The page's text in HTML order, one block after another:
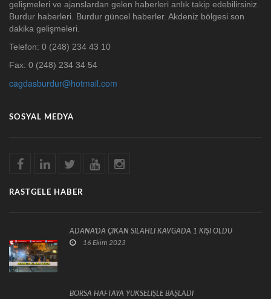
gelişmeleri ve ajanslardan gelen haberleri anlık takip edebilirsiniz.
Burdur haberleri. Burdur güncel haberler. Akdeniz bölgesi son
dakika gelişmeleri.
Telefon: 0 (248) 234 43 10
Fax: 0 (248) 234 34 54
cagdasburdur@hotmail.com
SOSYAL MEDYA
RASTGELE HABER
ADANA'DA ÇIKAN SİLAHLI KAVGADA 1 KİŞİ ÖLDÜ
16 Ekim 2023
BORSA HAFTAYA YÜKSELİŞLE BAŞLADI